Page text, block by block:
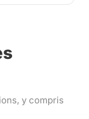
y compris